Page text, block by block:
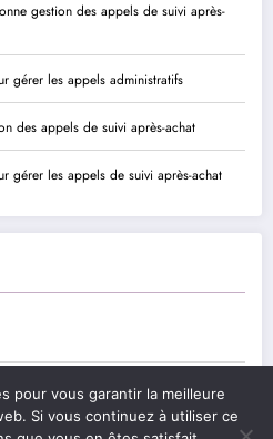
gestion des appels de suivi après-
gérer les appels administratifs
des appels de suivi après-achat
gérer les appels de suivi après-achat
pour vous garantir la meilleure
Si vous continuez à utiliser ce